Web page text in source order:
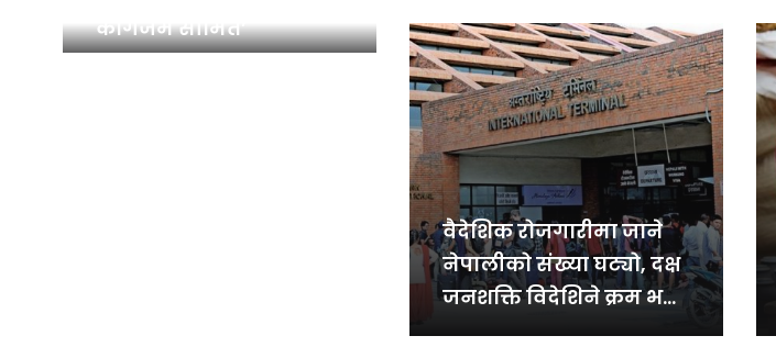
कागजमै सीमित’
वैदेशिक रोजगारीमा जाने
नेपालीको संख्या घट्यो, दक्ष
जनशक्ति विदेशिने क्रम भने
अझै उच्च